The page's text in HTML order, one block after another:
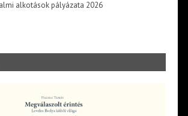
alkotások pályázata 2026